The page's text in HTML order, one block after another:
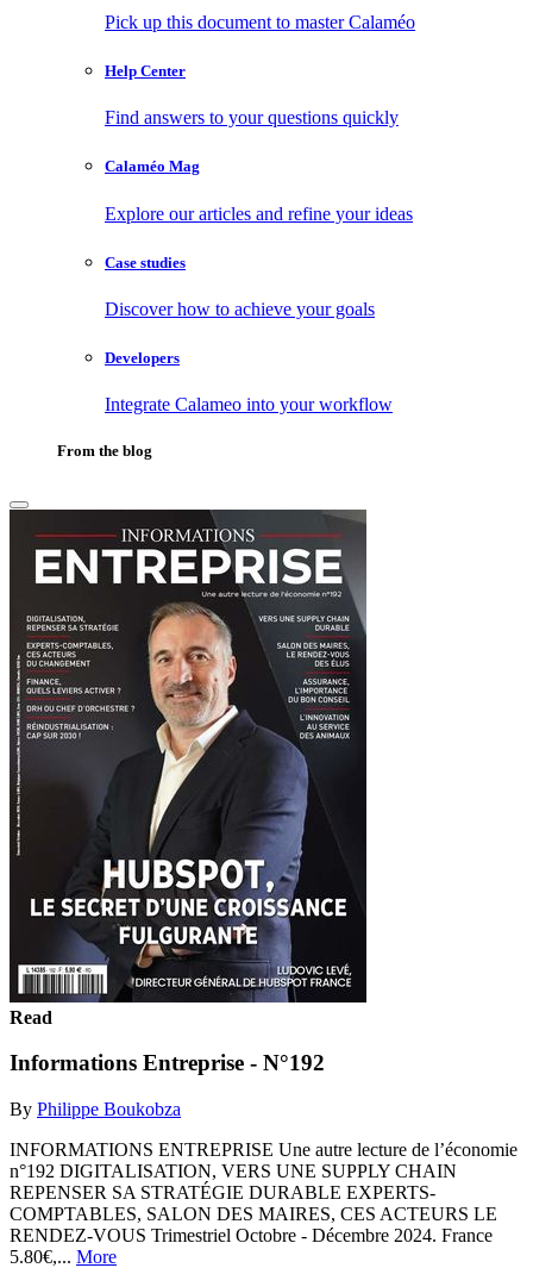
Pick up this document to master Calaméo
Help Center
Find answers to your questions quickly
Calaméo Mag
Explore our articles and refine your ideas
Case studies
Discover how to achieve your goals
Developers
Integrate Calameo into your workflow
From the blog
Read
Informations Entreprise - N°192
By Philippe Boukobza
INFORMATIONS ENTREPRISE Une autre lecture de l’économie
n°192 DIGITALISATION, VERS UNE SUPPLY CHAIN
REPENSER SA STRATÉGIE DURABLE EXPERTS-
COMPTABLES, SALON DES MAIRES, CES ACTEURS LE
RENDEZ-VOUS Trimestriel Octobre - Décembre 2024. France
5.80€,... More